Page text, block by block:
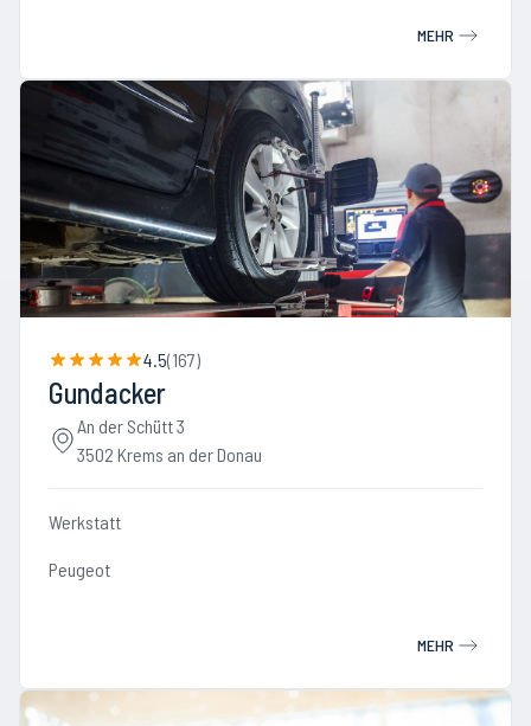
MEHR
4.5(167)
Gundacker
An der Schütt 3
3502 Krems an der Donau
Werkstatt
Peugeot
MEHR